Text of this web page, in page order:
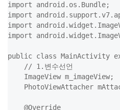
import android.os.Bundle;
import
import
import
public class MainActivity
    // 1.변수선언
    ImageView m_imageView;
PhotoViewAttacher
    @Override